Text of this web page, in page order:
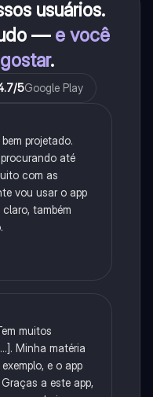
usuários.
— e você
.
/5Google Play
projetado.
até
com as
vou usar o app
também
muitos
Minha matéria
e o app
a este app,